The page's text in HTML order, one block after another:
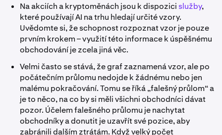
Na akciích a kryptoměnách jsou k dispozici služby,
které používají AI na trhu hledají určité vzory.
Uvědomte si, že schopnost rozpoznat vzor je pouze
prvním krokem – využití této informace k úspěšnému
obchodování je zcela jiná věc.
Velmi často se stává, že graf zaznamená vzor, ale po
počátečním průlomu nedojde k žádnému nebo jen
malému pokračování. Tomu se říká „falešný průlom“ a
je to něco, na co by si měli všichni obchodníci dávat
pozor. Účelem falešného průlomu je nachytat
obchodníky a donutit je uzavřít své pozice, aby
zabránili dalším ztrátám. Když velký počet